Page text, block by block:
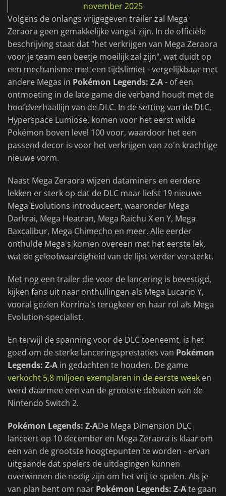
november 2025
Volgens de onlangs vrijgegeven trailer zal Mega
Zeraora geen gemakkelijke vangst zijn. In de officiële
beschrijving staat dat "het verkrijgen van Mega Zeraora
voor je team een beetje moeilijk zal zijn", wat duidt op
een mechanisme met een tijdslimiet - vergelijkbaar met
andere Megas in Pokémon Legends: Z-A- of een
ontmoeting in de late game die verband houdt met de
hoofdverhaallijn van de DLC. In de setting van de DLC,
Hyperspace Lumiose, komen voor het eerst wilde
Pokémon boven level 100 voor, waardoor het een
passend decor is voor het verkrijgen van zo'n krachtige
nieuwe vorm.
Naast Mega Zeraora wijzen dataminers en eerdere
lekken er sterk op dat de DLC maar liefst 19 nieuwe
Mega Evolutions introduceert, waaronder Mega
Darkrai, Mega Heatran, Mega Raichu X en Y, Mega
Baxcalibur, Mega Chimecho en meer. Alle eerder
onthulde Mega's komen overeen met het eerste lek,
wat de geloofwaardigheid van de lijst verder versterkt.
Met nog een trailer die voor de lancering is bevestigd,
kijken fans uit naar onthullingen als Mega Lucario Y,
vooral gezien Korrina's terugkeer en haar rol als Mega
Evolution-specialist.
En terwijl de spanning voor de DLC toeneemt, is het
goed om de sterke lanceringsprestaties van Pokémon
Legends: Z-A in gedachten te houden. De game
verkocht 5,8 miljoen exemplaren in de eerste week en
werd daarmee een van de grootste debuten van de
Nintendo Switch 2.
Pokémon Legends: Z-ADe Mega Dimension DLC
lanceert op 10 december en Mega Zeraora is klaar om
een van de grootste hoogtepunten te worden - ervan
uitgaande dat spelers de uitdagingen kunnen
overwinnen die nodig zijn om het vrij te spelen. Als je
van plan bent om naar Pokémon Legends: Z-Ate gaan